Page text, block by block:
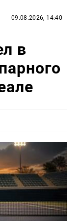
09.08.2026, 14:40
в